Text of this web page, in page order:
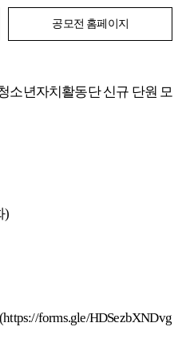
공모전 홈페이지
소년자치활동단 신규 단원 모
)
forms.gle/HDSezbXNDvg